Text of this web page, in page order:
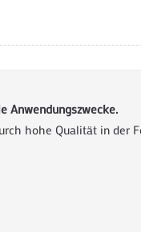
Anwendungszwecke.
hohe Qualität in der